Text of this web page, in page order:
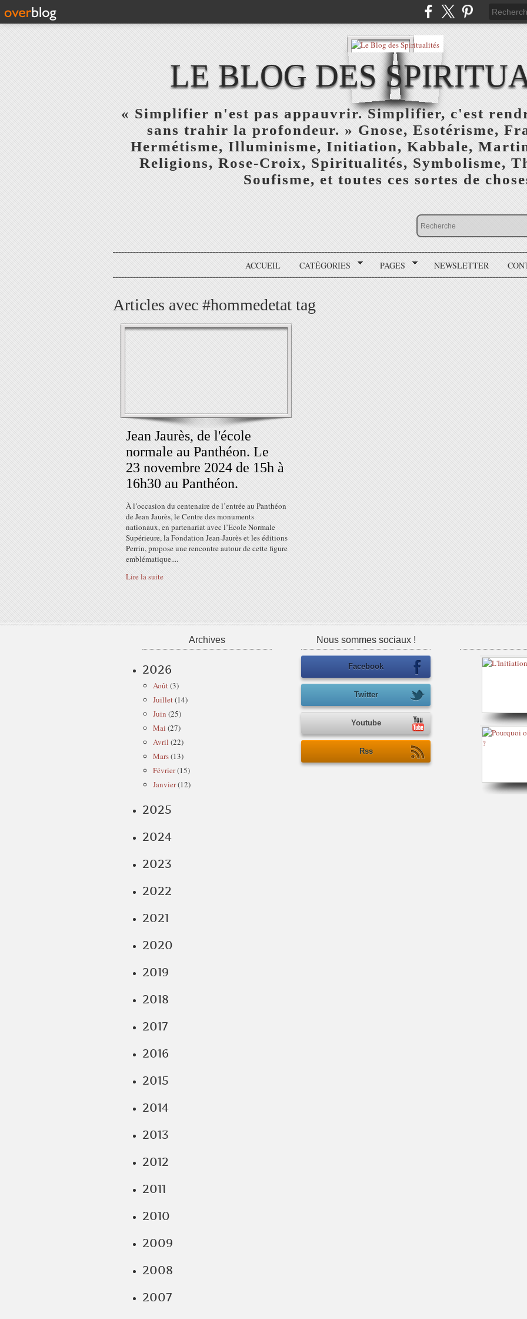
LE BLOG DES
« Simplifier n'est pas appauvrir. Simplifier, c'est
sans trahir la profondeur. » Gnose, Esotérisme,
Hermétisme, Illuminisme, Initiation, Kabbale,
Religions, Rose-Croix, Spiritualités, Symbolisme,
Soufisme, et toutes ces sortes de
ACCUEIL CATÉGORIES PAGES NEWSLETTER
Articles avec #hommedetat tag
Jean Jaurès, de l'école
normale au Panthéon. Le
23 novembre 2024 de 15h à
16h30 au Panthéon.
À l’occasion du centenaire de l’entrée au Panthéon
de Jean Jaurès, le Centre des monuments
nationaux, en partenariat avec l’Ecole Normale
Supérieure, la Fondation Jean-Jaurès et les éditions
Perrin, propose une rencontre autour de cette figure
emblématique....
Lire la suite
Archives
2026
Août(3)
Juillet(14)
Juin (25)
Mai (27)
Avril (22)
Mars(13)
Février(15)
Janvier(12)
2025
2024
2023
2022
2021
2020
2019
2018
2017
2016
2015
2014
2013
2012
2011
2010
2009
2008
2007
Nous sommes sociaux !
Facebook
Twitter
Youtube
Rss